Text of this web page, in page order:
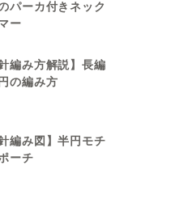
パーカ付きネック
ー
編み方解説】長編
の編み方
編み図】半円モチ
ーチ